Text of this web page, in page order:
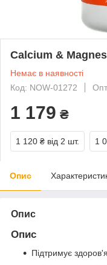
Calcium &
Немає в наявності
Код: NOW-01272
Опт
1 179 ₴
1 120 ₴ від 2 шт. 1
Опис
Опис
Опис
Підтримує здоров'я